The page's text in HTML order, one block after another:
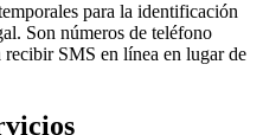
para la identificación
Son números de teléfono
recibir SMS en línea en lugar de